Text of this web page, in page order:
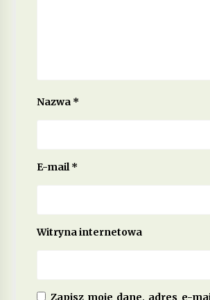
Nazwa *
E-mail*
Witryna internetowa
Zapisz moje dane, adres e-